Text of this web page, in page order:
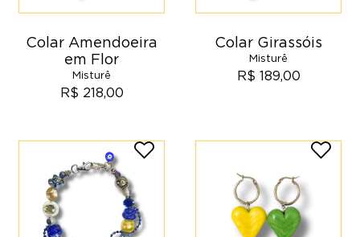
Colar Amendoeira
em Flor
Misturê
R$ 218,00
Colar Girassóis
Misturê
R$ 189,00